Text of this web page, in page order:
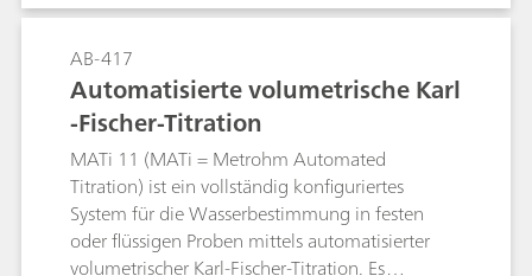
einer der bekanntesten Parameter, der schnell
mittels Nahinfrarotspektroskopie bestimmt
werden kann. Die Bestimmung der Hydroxylzahl
in verschiedenen Bereichen und in
unterschiedlichen Polyoltypen ist ebenfalls
Bestandteil dieses Bulletins. Jede Applikation
beschreibt die Probe und das Geräte, welches
urprünglich für die Analyse verwendet wurde
sowie das empfohlene Geräte und die
Ergebnisse.
AB-417
Automatisierte volumetrische Karl
-Fischer-Titration
MATi 11 (MATi = Metrohm Automated
Titration) ist ein vollständig konfiguriertes
System für die Wasserbestimmung in festen
oder flüssigen Proben mittels automatisierter
volumetrischer Karl-Fischer-Titration. Es